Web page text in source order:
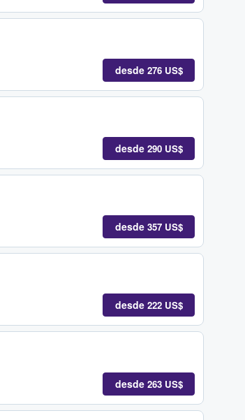
desde 276 US$
desde 290 US$
desde 357 US$
desde 222 US$
desde 263 US$